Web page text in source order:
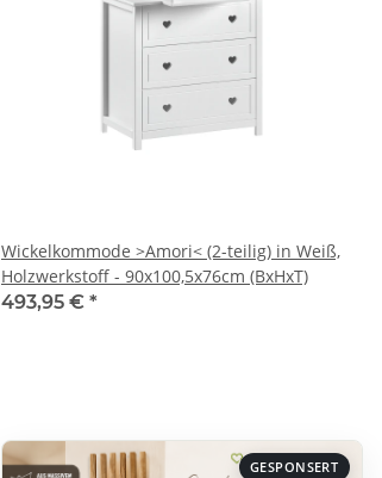
Wickelkommode >Amori< (2-teilig) in Weiß,
Holzwerkstoff - 90x100,5x76cm (BxHxT)
493,95 € *
GESPONSERT